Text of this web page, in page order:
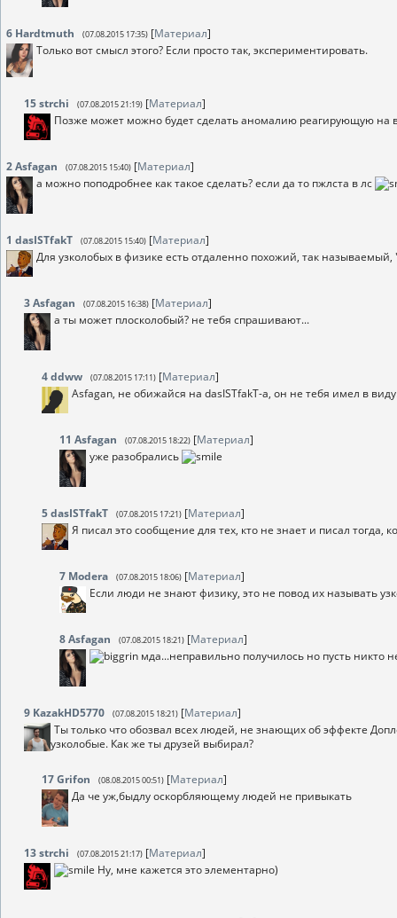
6 Hardtmuth (07.08.2015 17:35) [Материал]
Только вот смысл этого? Если просто так, экспериментировать.
15strchi (07.08.2015 21:19) [Материал]
Позже может можно будет сделать аномалию реагирующую на
2Asfagan (07.08.2015 15:40) [Материал]
а можно поподробнее как такое сделать? если да то пжлста в лс
1 dasISTfakT (07.08.2015 15:40) [Материал]
Для узколобых в физике есть отдаленно похожий, так
3Asfagan (07.08.2015 16:38) [Материал]
а ты может плосколобый? не тебя спрашивают...
4ddww (07.08.2015 17:11) [Материал]
Asfagan, не обижайся на dasISTfakT-а, он не тебя имел в
11 Asfagan (07.08.2015 18:22) [Материал]
уже разобрались
5dasISTfakT (07.08.2015 17:21) [Материал]
Я писал это сообщение для тех, кто не знает и писал
7 Modera (07.08.2015 18:06) [Материал]
Если люди не знают физику, это не повод их называть
8Asfagan (07.08.2015 18:21) [Материал]
мда...неправильно получилось но пусть никто
9 KazakHD5770 (07.08.2015 18:21) [Материал]
Ты только что обозвал всех людей, не знающих об эффекте
узколобые. Как же ты друзей выбирал?
17Grifon (08.08.2015 00:51) [Материал]
Да че уж,быдлу оскорбляющему людей не привыкать
13strchi (07.08.2015 21:17) [Материал]
Ну, мне кажется это элементарно)